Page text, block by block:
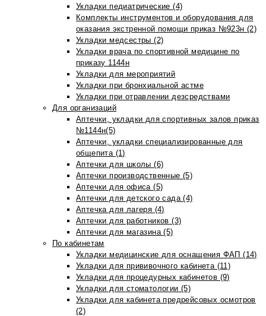
Укладки педиатрические (4)
Комплекты инструментов и оборудования для
оказания экстренной помощи приказ №923н (2)
Укладки медсестры (2)
Укладки врача по спортивной медицине по
приказу 1144н
Укладки для мероприятий
Укладки при бронхиальной астме
Укладки при отравлении дезсредствами
Для организаций
Аптечки, укладки для спортивных залов приказ
№1144н(5)
Аптечки, укладки специализированные для
общепита (1)
Аптечки для школы (6)
Аптечки производственные (5)
Аптечки для офиса (5)
Аптечки для детского сада (4)
Аптечка для лагеря (4)
Аптечки для работников (3)
Аптечки для магазина (5)
По кабинетам
Укладки медицинские для оснащения ФАП (14)
Укладки для прививочного кабинета (11)
Укладки для процедурных кабинетов (9)
Укладки для стоматологии (5)
Укладки для кабинета предрейсовых осмотров
(2)